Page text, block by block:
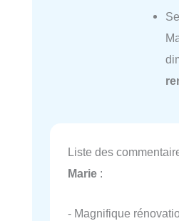
Liste des
Marie :
- Magnifique